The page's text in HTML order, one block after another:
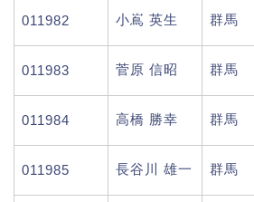
011982 小嶌 英生 群馬
011983 菅原 信昭 群馬
011984 高橋 勝幸 群馬
011985 長谷川 雄一 群馬